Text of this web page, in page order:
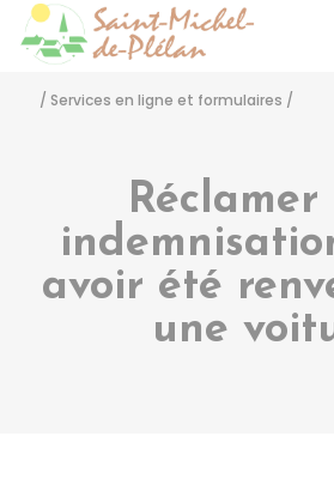
/ Services en ligne et formulaires /
Réclamer
avoir été
une